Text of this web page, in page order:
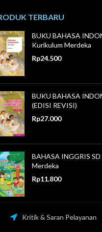
TERBARU
BUKU BAHASA
Kurikulum Merdeka
Rp24.500
BUKU BAHASA
(EDISI REVISI)
Rp27.000
BAHASA INGGRIS
Merdeka
Rp11.800
Kritik & Saran Pelayanan